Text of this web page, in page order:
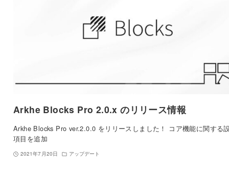
Arkhe Blocks Pro 2.0.x のリリース情報
Arkhe Blocks Pro ver.2.0.0 をリリースしました！ コア機能に関する
項目を追加
2021年7月20日 アップデート